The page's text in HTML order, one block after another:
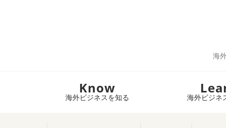
海
Know
海外ビジネスを知る 海外ビジネ